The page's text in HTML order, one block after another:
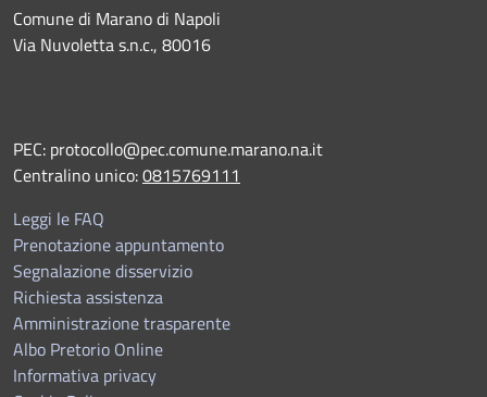
Comune di Marano di Napoli
Via Nuvoletta s.n.c., 80016
PEC: protocollo@pec.comune.marano.na.it
Centralino unico:0815769111
Leggi le FAQ
Prenotazione appuntamento
Segnalazione disservizio
Richiesta assistenza
Amministrazione trasparente
Albo Pretorio Online
Informativa privacy